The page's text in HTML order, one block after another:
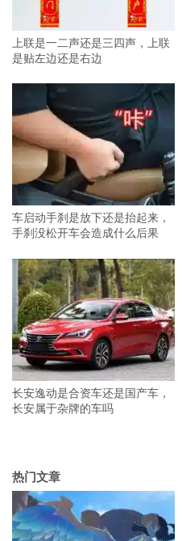
上联是一二声还是三四声，上联
是贴左边还是右边
车启动手刹是放下还是抬起来，
手刹没松开车会造成什么后果
长安逸动是合资车还是国产车，
长安属于杂牌的车吗
热门文章